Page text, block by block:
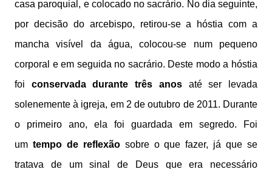
casa paroquial, e colocado no sacrário. No dia seguinte,
por decisão do arcebispo, retirou-se a hóstia com a
mancha visível da água, colocou-se num pequeno
corporal e em seguida no sacrário. Deste modo a hóstia
foi conservada durante três anosaté ser levada
solenemente à igreja, em 2 de outubro de 2011. Durante
o primeiro ano, ela foi guardada em segredo. Foi
um tempo de reflexãosobre o que fazer, já que se
tratava de um sinal de Deus que era necessário